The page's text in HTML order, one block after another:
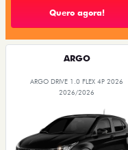
Quero agora!
ARGO
ARGO DRIVE 1.0 FLEX 4P 2026
2026/2026